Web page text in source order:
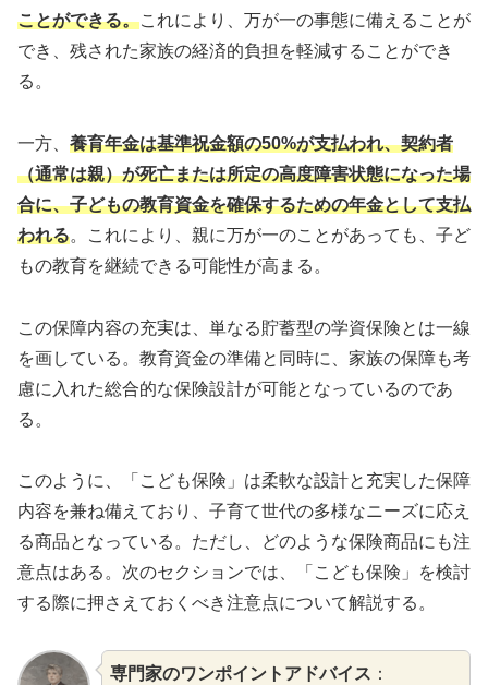
ことができる。これにより、万が一の事態に備えることが
でき、残された家族の経済的負担を軽減することができ
る。
一方、 養育年金は基準祝金額の50%が支払われ、契約者
（通常は親）が死亡または所定の高度障害状態になった場
合に、子どもの教育資金を確保するための年金として支払
われる。これにより、親に万が一のことがあっても、子ど
もの教育を継続できる可能性が高まる。
この保障内容の充実は、単なる貯蓄型の学資保険とは一線
を画している。教育資金の準備と同時に、家族の保障も考
慮に入れた総合的な保険設計が可能となっているのであ
る。
このように、「こども保険」は柔軟な設計と充実した保障
内容を兼ね備えており、子育て世代の多様なニーズに応え
る商品となっている。ただし、どのような保険商品にも注
意点はある。次のセクションでは、「こども保険」を検討
する際に押さえておくべき注意点について解説する。
専門家のワンポイントアドバイス ：